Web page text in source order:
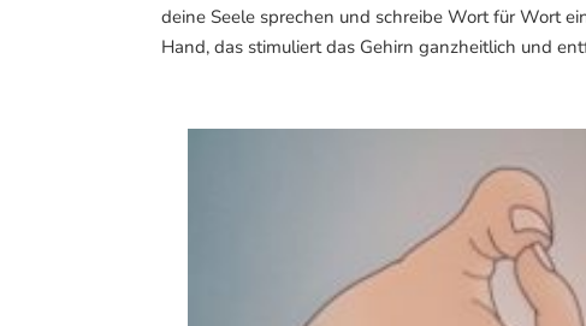
deine Seele sprechen und schreibe Wort für Wort
Hand, das stimuliert das Gehirn ganzheitlich und